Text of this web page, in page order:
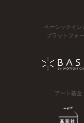
ベーシックイン
プラットフォ
アート基金